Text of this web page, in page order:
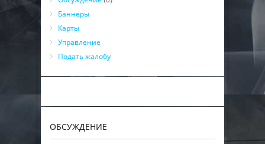
Баннеры
Карты
Управление
Подать жалобу
ОБСУЖДЕНИЕ